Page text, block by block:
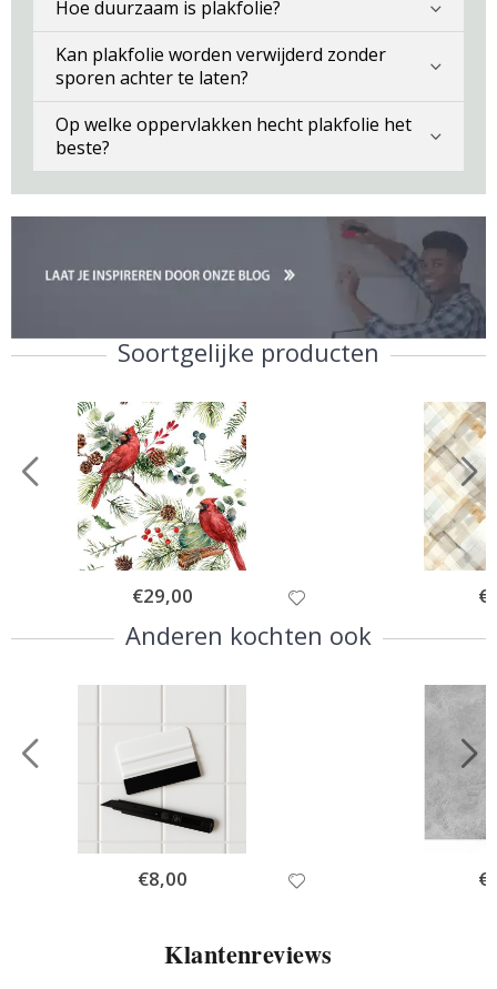
Hoe duurzaam is plakfolie?
Kan plakfolie worden verwijderd zonder
sporen achter te laten?
Op welke oppervlakken hecht plakfolie het
beste?
Soortgelijke producten
Special
Price
€29,00
Anderen kochten ook
Special
Price
€8,00
Klantenreviews